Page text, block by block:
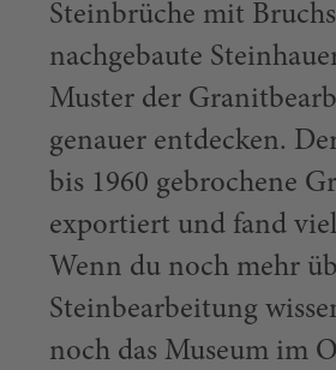
Steinbrüche mit
nachgebaute
Muster der
genauer entdecken.
bis 1960 gebrochene
exportiert und fand
Wenn du noch mehr
Steinbearbeitung
noch das Museum im